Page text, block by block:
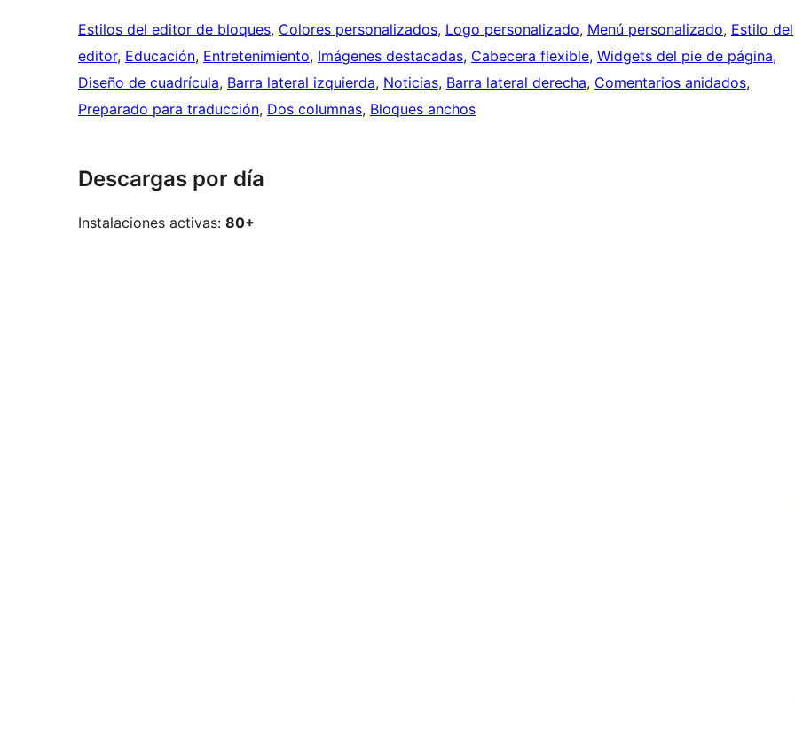
Estilos del editor de bloques, Colores personalizados, Logo personalizado, Menú personalizado, Estilo del
editor, Educación, Entretenimiento, Imágenes destacadas, Cabecera flexible, Widgets del pie de página
Diseño de cuadrícula, Barra lateral izquierda, Noticias, Barra lateral derecha, Comentarios anidados
Preparado para traducción, Dos columnas, Bloques anchos
Descargas por día
Instalaciones activas: 80+